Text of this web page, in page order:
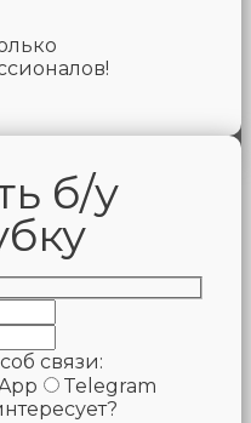
б/у
связи:
Telegram